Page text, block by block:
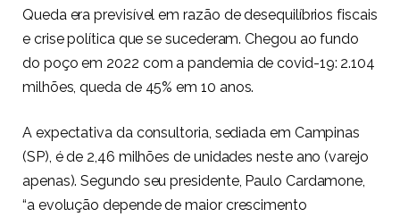
Queda era previsível em razão de desequilíbrios fiscais
e crise política que se sucederam. Chegou ao fundo
do poço em 2022 com a pandemia de covid-19: 2.104
milhões, queda de 45% em 10 anos.
A expectativa da consultoria, sediada em Campinas
(SP), é de 2,46 milhões de unidades neste ano (varejo
apenas). Segundo seu presidente, Paulo Cardamone,
“a evolução depende de maior crescimento